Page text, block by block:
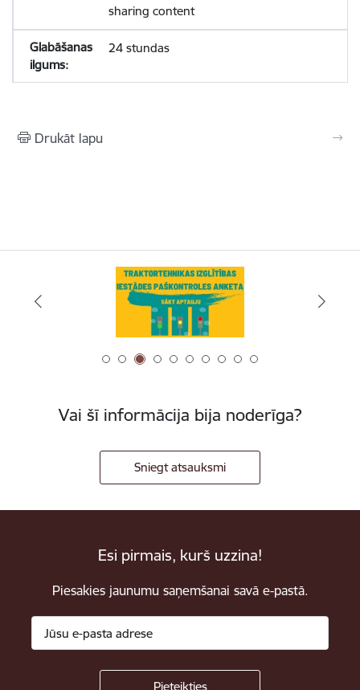
sharing content
24 stundas
Drukāt lapu
Vai šī informācija bija noderīga?
Sniegt atsauksmi
Esi pirmais, kurš uzzina!
Piesakies jaunumu saņemšanai savā e-pastā.